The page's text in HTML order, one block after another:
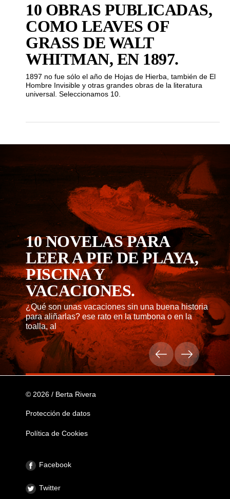
10 OBRAS PUBLICADAS,
COMO LEAVES OF
GRASS DE WALT
WHITMAN, EN 1897.
1897 no fue sólo el año de Hojas de Hierba, también de El
Hombre Invisible y otras grandes obras de la literatura
universal. Seleccionamos 10.
10 NOVELAS PARA
LEER A PIE DE PLAYA,
PISCINA Y
VACACIONES.
¿Qué son unas vacaciones sin una buena historia
para aliñarlas? ese rato en la tumbona o en la
toalla, al
© 2026 / Berta Rivera
Protección de datos
Política de Cookies
Facebook
Twitter